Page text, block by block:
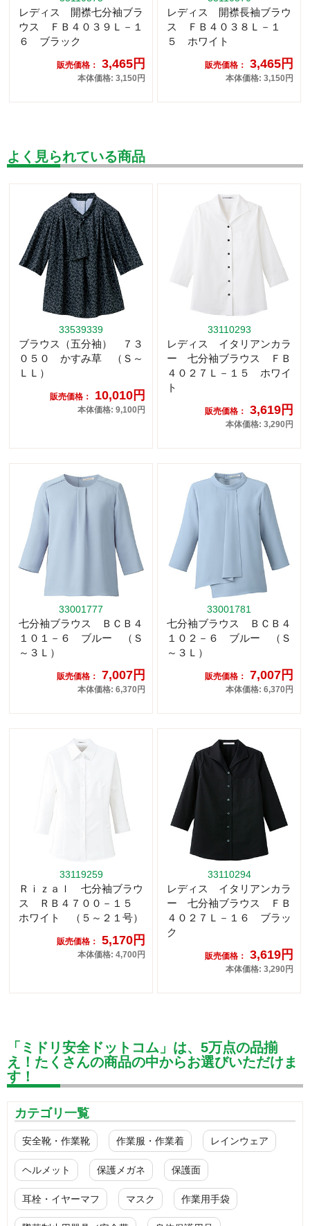
レディス 開襟七分袖ブラ
ウス ＦＢ４０３９Ｌ－１
６ ブラック
販売価格： 3,465円
本体価格: 3,150円
レディス 開襟長袖ブラウ
ス ＦＢ４０３８Ｌ－１
５ ホワイト
販売価格： 3,465円
本体価格: 3,150円
よく見られている商品
33539339
ブラウス（五分袖） ７３
０５０ かすみ草 （Ｓ～
ＬＬ）
販売価格： 10,010円
本体価格: 9,100円
33110293
レディス イタリアンカラ
ー 七分袖ブラウス ＦＢ
４０２７Ｌ－１５ ホワイ
ト
販売価格： 3,619円
本体価格: 3,290円
33001777
七分袖ブラウス ＢＣＢ４
１０１－６ ブルー （Ｓ
～３Ｌ）
販売価格： 7,007円
本体価格: 6,370円
33001781
七分袖ブラウス ＢＣＢ４
１０２－６ ブルー （Ｓ
～３Ｌ）
販売価格： 7,007円
本体価格: 6,370円
33119259
Ｒｉｚａｌ 七分袖ブラウ
ス ＲＢ４７００－１５
ホワイト （５～２１号）
販売価格： 5,170円
本体価格: 4,700円
33110294
レディス イタリアンカラ
ー 七分袖ブラウス ＦＢ
４０２７Ｌ－１６ ブラッ
ク
販売価格： 3,619円
本体価格: 3,290円
「ミドリ安全ドットコム」は、5万点の品揃
え！たくさんの商品の中からお選びいただけま
す！
カテゴリ一覧
安全靴・作業靴 作業服・作業着 レインウェア
ヘルメット 保護メガネ 保護面
耳栓・イヤーマフ マスク 作業用手袋